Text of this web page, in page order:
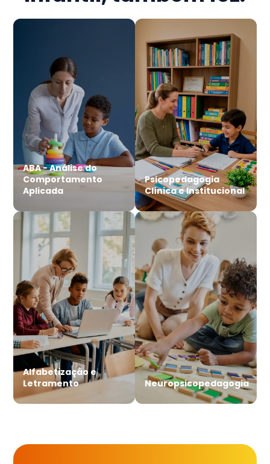
ABA - Análise do
Comportamento
Aplicada
Psicopedagogia
Clínica e Institucional
Alfabetização e
Letramento
Neuropsicopedagogia